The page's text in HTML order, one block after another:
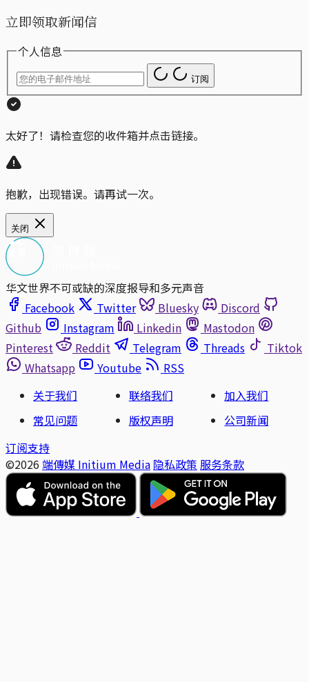
立即领取新闻信
个人信息
订阅
太好了！请检查您的收件箱并点击链接。
抱歉，出现错误。请再试一次。
关闭
华文世界不可或缺的深度报导和多元声音
Facebook
Twitter Bluesky
Discord
Github
Instagram Linkedin
Mastodon
Pinterest
Reddit Telegram Threads
Tiktok
Whatsapp
Youtube
RSS
关于我们
联络我们
加入我们
常见问题
版权声明
公司新闻
订阅支持
©2026 端傳媒 Initium Media 隐私政策 服务条款